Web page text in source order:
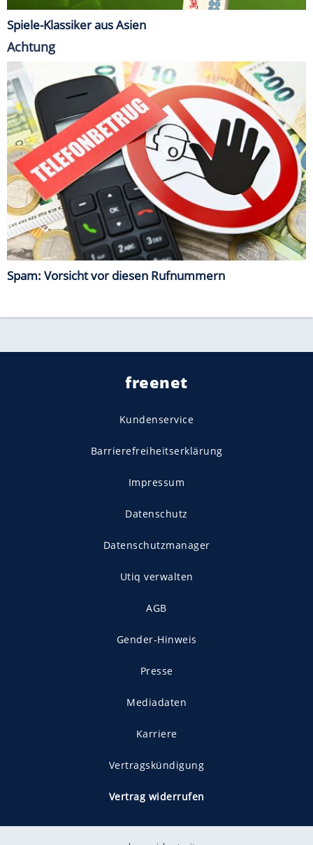
Spiele-Klassiker aus Asien
Achtung
Spam: Vorsicht vor diesen Rufnummern
freenet
Kundenservice
Barrierefreiheitserklärung
Impressum
Datenschutz
Datenschutzmanager
Utiq verwalten
AGB
Gender-Hinweis
Presse
Mediadaten
Karriere
Vertragskündigung
Vertrag widerrufen